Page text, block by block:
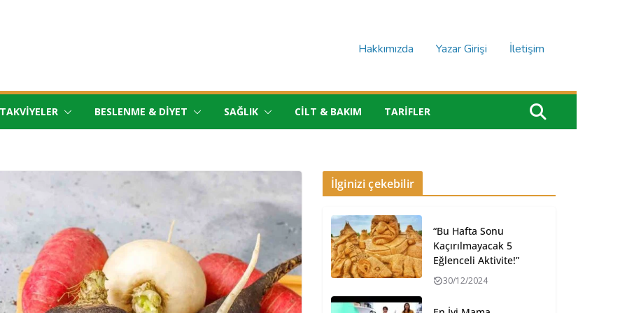
Hakkımızda Yazar Girişi İletişim
TAKVIYELER BESLENME & DIYET SAĞLIK CILT & BAKIM TARIFLER
İlginizi çekebilir
“Bu Hafta Sonu
Kaçırılmayacak 5
Eğlenceli Aktivite!”
30/12/2024